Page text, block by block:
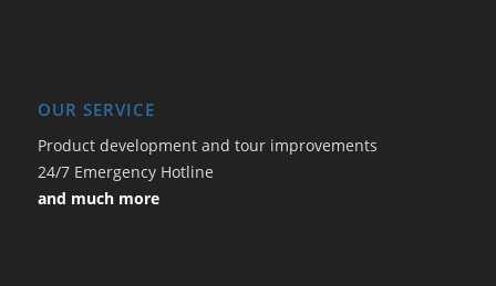
OUR SERVICE
Product development and tour improvements
24/7 Emergency Hotline
and much more